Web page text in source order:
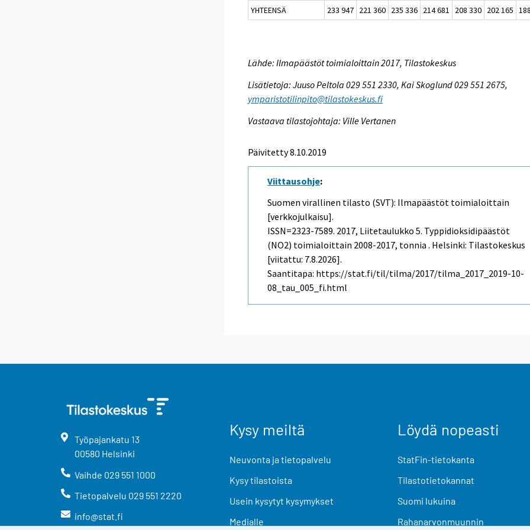
YHTEENSÄ
233 947 221 360 235 336 214 681 208 330 202 165
Lähde: Ilmapäästöt toimialoittain 2017, Tilastokeskus
Lisätietoja: Juuso Peltola 029 551 2330, Kai Skoglund 029 551 2675,
ymparistotilinpito@tilastokeskus.fi
Vastaava tilastojohtaja: Ville Vertanen
Päivitetty 8.10.2019
Viittausohje:
Suomen virallinen tilasto (SVT): Ilmapäästöt toimialoittain
[verkkojulkaisu].
ISSN=2323-7589. 2017, Liitetaulukko 5. Typpidioksidipäästöt
(NO2) toimialoittain 2008-2017, tonnia . Helsinki: Tilastokeskus
[viitattu: 7.8.2026].
Saantitapa: https://stat.fi/til/tilma/2017/tilma_2017_2019-10-
08_tau_005_fi.html
Työpajankatu 13
00580 Helsinki
Vaihde 029 551 1000
Tietopalvelu 029 551 2220
info@stat.fi
Kysy meiltä
Neuvonta ja tietopalvelu
Kysy tilastoista
Usein kysytyt kysymykset
Medialle
Löydä nopeasti
StatFin-tietokanta
Tilastotietokannat
Suomi lukuina
Rahanarvonmuunnin